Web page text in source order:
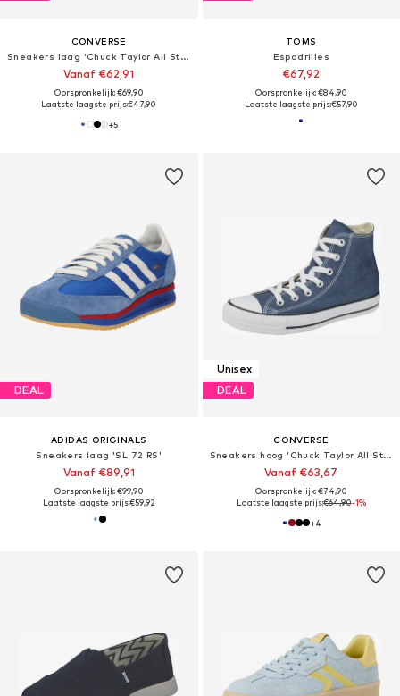
CONVERSE
Sneakers laag 'Chuck Taylor All Star Classic'
Vanaf €62,91
Oorspronkelijk: €69,90
Laatste laagste prijs:€47,90
+5
TOMS
Espadrilles
€67,92
Oorspronkelijk: €84,90
Laatste laagste prijs:€57,90
DEAL
ADIDAS ORIGINALS
Sneakers laag 'SL 72 RS'
Vanaf €89,91
Oorspronkelijk: €99,90
Laatste laagste prijs:€59,92
Unisex
DEAL
CONVERSE
Sneakers hoog 'Chuck Taylor All Star Classic'
Vanaf €63,67
Oorspronkelijk: €74,90
Laatste laagste prijs:€64,90-1%
+4